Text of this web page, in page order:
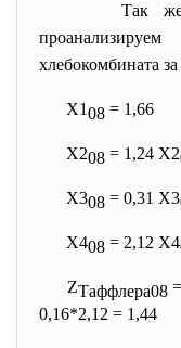
Так
хлебокомбината
Х108 = 1,66
Х208 = 1,24 Х2
Х308 = 0,31 Х3
Х408 = 2,12 Х4
ZТаффлера08
0,16*2,12 = 1,44